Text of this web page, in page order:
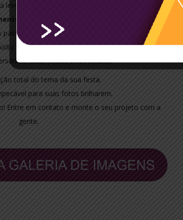
leve e fácil de transportar.
inesquecíveis!
Celebrações que marcam
e backdrops transformam qualquer espaço
fotográfico profissional.
casamentos e formaturas
total do tema da sua festa.
para suas fotos brilharem.
Entre em contato e monte o seu projeto com a
gente.